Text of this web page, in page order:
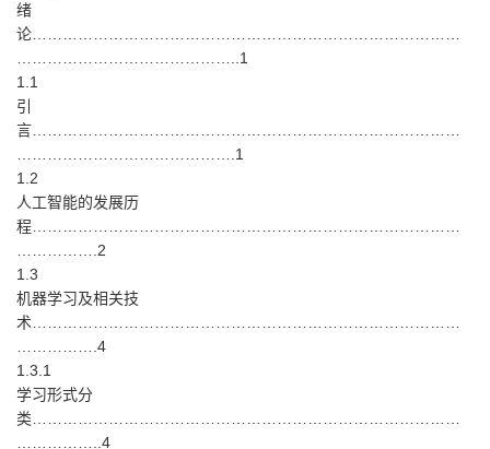
绪
论…………………………………………………………………………
……………………………………..1
1.1
引
言…………………………………………………………………………
…………………………………….1
1.2
人工智能的发展历
程…………………………………………………………………………
…………….2
1.3
机器学习及相关技
术…………………………………………………………………………
…………….4
1.3.1
学习形式分
类…………………………………………………………………………
……………..4